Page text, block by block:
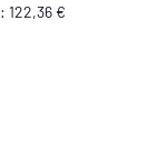
: 122,36 €